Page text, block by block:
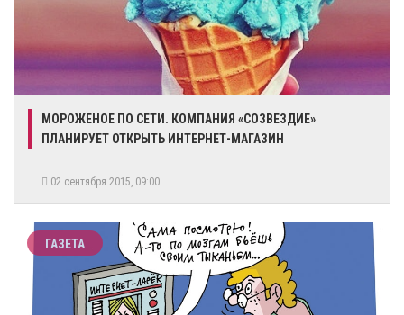
МОРОЖЕНОЕ ПО СЕТИ. КОМПАНИЯ «СОЗВЕЗДИЕ»
ПЛАНИРУЕТ ОТКРЫТЬ ИНТЕРНЕТ-МАГАЗИН
02 сентября 2015, 09:00
ГАЗЕТА